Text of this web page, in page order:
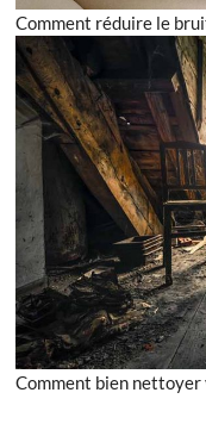
Comment réduire le
Comment bien